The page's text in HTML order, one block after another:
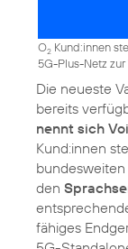
O2 Kund:innen
5G-Plus-Netz
Die neueste
bereits
nennt sich
Kund:innen
den
fähiges